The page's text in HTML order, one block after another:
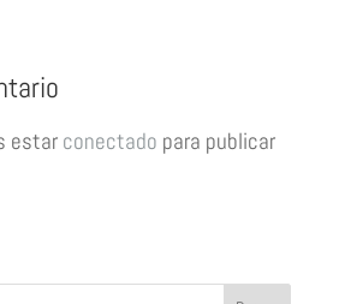
estar conectado para publicar